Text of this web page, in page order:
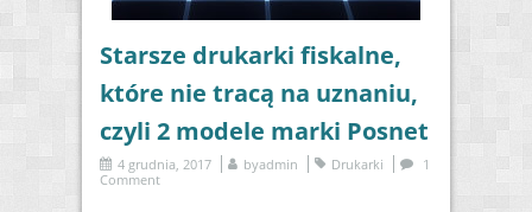
Starsze drukarki fiskalne,
które nie tracą na uznaniu,
czyli 2 modele marki Posnet
4 grudnia, 2017 byadmin Drukarki
1
Comment